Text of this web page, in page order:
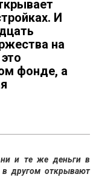
И
на
фонде, а
и те же деньги в
в другом открывают